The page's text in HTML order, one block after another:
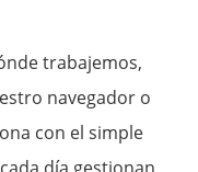
trabajemos,
navegador o
con el simple